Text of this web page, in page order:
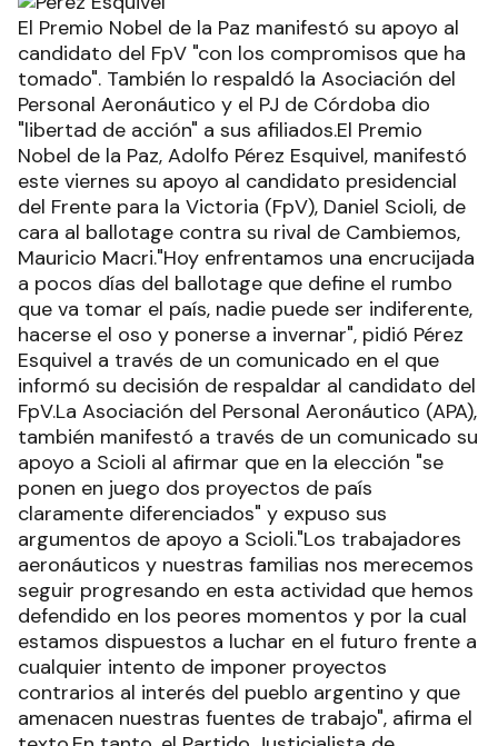
El Premio Nobel de la Paz manifestó su apoyo al
candidato del FpV "con los compromisos que ha
tomado". También lo respaldó la Asociación del
Personal Aeronáutico y el PJ de Córdoba dio
"libertad de acción" a sus afiliados.El Premio
Nobel de la Paz, Adolfo Pérez Esquivel, manifestó
este viernes su apoyo al candidato presidencial
del Frente para la Victoria (FpV), Daniel Scioli, de
cara al ballotage contra su rival de Cambiemos,
Mauricio Macri."Hoy enfrentamos una encrucijada
a pocos días del ballotage que define el rumbo
que va tomar el país, nadie puede ser indiferente,
hacerse el oso y ponerse a invernar", pidió Pérez
Esquivel a través de un comunicado en el que
informó su decisión de respaldar al candidato del
FpV.La Asociación del Personal Aeronáutico (APA),
también manifestó a través de un comunicado su
apoyo a Scioli al afirmar que en la elección "se
ponen en juego dos proyectos de país
claramente diferenciados" y expuso sus
argumentos de apoyo a Scioli."Los trabajadores
aeronáuticos y nuestras familias nos merecemos
seguir progresando en esta actividad que hemos
defendido en los peores momentos y por la cual
estamos dispuestos a luchar en el futuro frente a
cualquier intento de imponer proyectos
contrarios al interés del pueblo argentino y que
amenacen nuestras fuentes de trabajo", afirma el